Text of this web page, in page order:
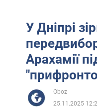
У Дніпрі
Арахамії
Oboz
25.11.2025